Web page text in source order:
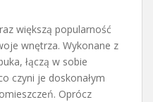
większą popularność
wnętrza. Wykonane z
łączą w sobie
czyni je doskonałym
Oprócz